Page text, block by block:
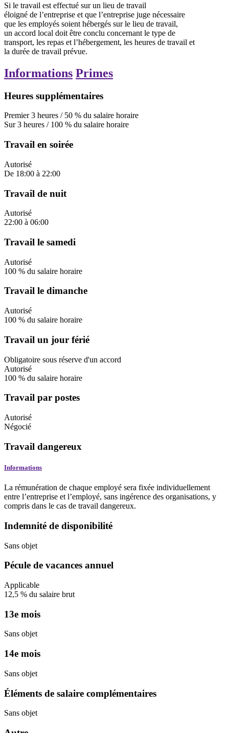
Si le travail est effectué sur un lieu de travail
éloigné de l’entreprise et que l’entreprise juge nécessaire
que les employés soient hébergés sur le lieu de travail,
un accord local doit être conclu concernant le type de
transport, les repas et l’hébergement, les heures de travail et
la durée de travail prévue.
Informations Primes
Heures supplémentaires
Premier3 heures / 50 % du salaire horaire
Sur3 heures / 100 % du salaire horaire
Travail en soirée
Autorisé
De 18:00 à 22:00
Travail de nuit
Autorisé
22:00 à 06:00
Travail le samedi
Autorisé
100 % du salaire horaire
Travail le dimanche
Autorisé
100 % du salaire horaire
Travail un jour férié
Obligatoire sous réserve d'un accord
Autorisé
100 % du salaire horaire
Travail par postes
Autorisé
Négocié
Travail dangereux
Informations
La rémunération de chaque employé sera fixée individuellement
entre l’entreprise et l’employé, sans ingérence des organisations, y
compris dans le cas de travail dangereux.
Indemnité de disponibilité
Sans objet
Pécule de vacances annuel
Applicable
12,5 % du salaire brut
13e mois
Sans objet
14e mois
Sans objet
Éléments de salaire complémentaires
Sans objet